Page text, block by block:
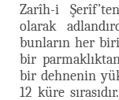
Zarîh-i
olarak
bunların her
bir
bir dehnenin
12 küre